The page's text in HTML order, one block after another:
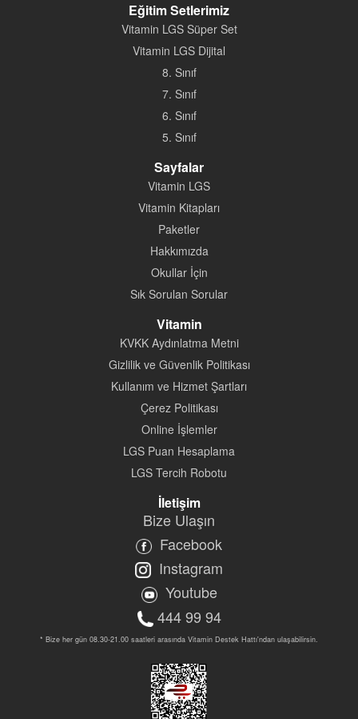
Eğitim Setlerimiz
Vitamin LGS Süper Set
Vitamin LGS Dijital
8. Sınıf
7. Sınıf
6. Sınıf
5. Sınıf
Sayfalar
Vitamin LGS
Vitamin Kitapları
Paketler
Hakkımızda
Okullar İçin
Sık Sorulan Sorular
Vitamin
KVKK Aydınlatma Metni
Gizlilik ve Güvenlik Politikası
Kullanım ve Hizmet Şartları
Çerez Politikası
Online İşlemler
LGS Puan Hesaplama
LGS Tercih Robotu
İletişim
Bize Ulaşın
Facebook
Instagram
Youtube
444 99 94
* Bize her gün 08.30-21.00 saatleri arasında Vitamin Destek Hattı'ndan ulaşabilirsin.